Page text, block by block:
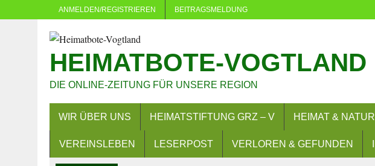
ANMELDEN/REGISTRIEREN BEITRAGSMELDUNG
HEIMATBOTE-VOGTLAND
DIE ONLINE-ZEITUNG FÜR UNSERE REGION
WIR ÜBER UNS HEIMATSTIFTUNG GRZ – V HEIMAT & NATUR
VEREINSLEBEN LESERPOST VERLOREN & GEFUNDEN